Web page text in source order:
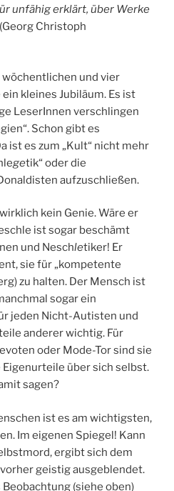
unfähig erklärt, über Werke
(Georg Christoph
wöchentlichen und vier
kleines Jubiläum. Es ist
LeserInnen verschlingen
Schon gibt es
ist es zum „Kult“ nicht mehr
getik“ oder die
aufzuschließen.
kein Genie. Wäre er
ist sogar beschämt
und Neschletiker! Er
sie für „kompetente
zu halten. Der Mensch ist
sogar ein
jeden Nicht-Autisten und
anderer wichtig. Für
oder Mode-Tor sind sie
über sich selbst.
sagen?
ist es am wichtigsten,
Im eigenen Spiegel! Kann
ergibt sich dem
geistig ausgeblendet.
(siehe oben)